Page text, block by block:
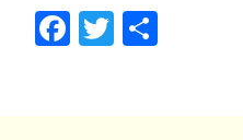
F
ac
T
w